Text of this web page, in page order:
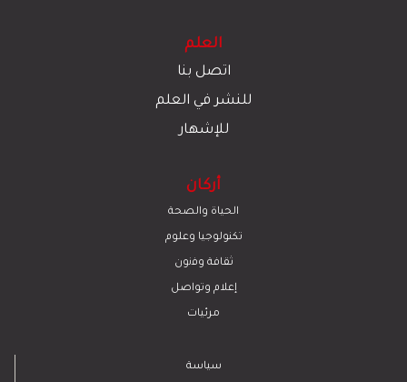
العلم
اتصل بنا
للنشر في العلم
للإشهار
أركان
الحياة والصحة
تكنولوجيا وعلوم
ﺛﻘﺎﻓﺔ وﻓﻧون
إعلام وتواصل
مرئيات
سياسة